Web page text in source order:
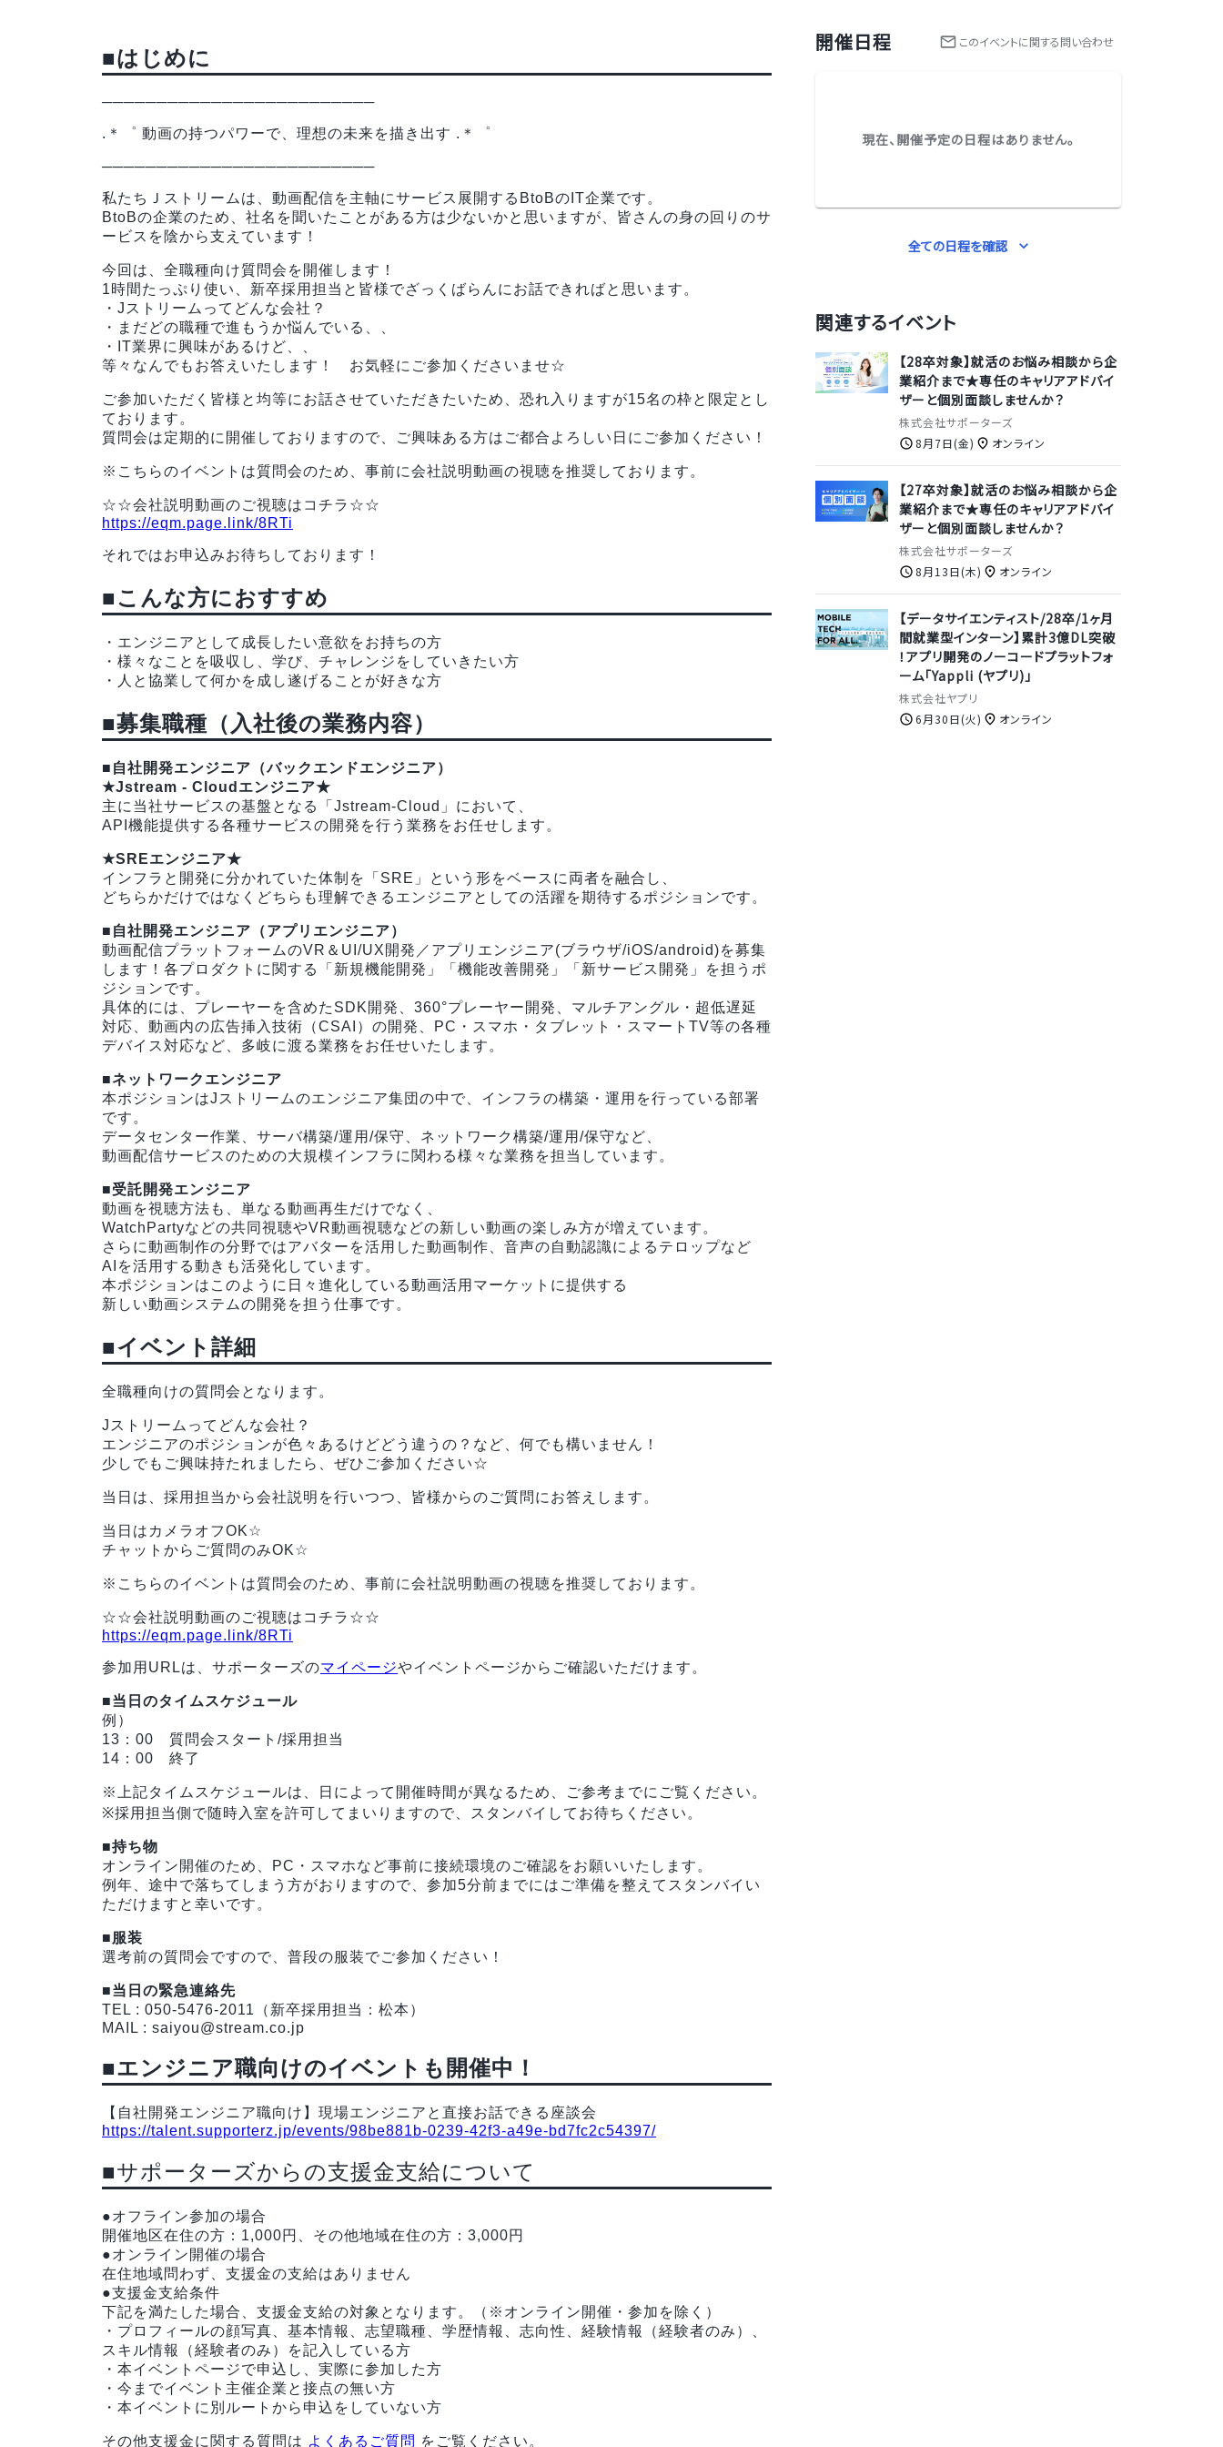
■はじめに
─────────────────────────
.＊゜ 動画の持つパワーで、理想の未来を描き出す .＊゜
─────────────────────────
私たちＪストリームは、動画配信を主軸にサービス展開するBtoBのIT企業です。
BtoBの企業のため、社名を聞いたことがある方は少ないかと思いますが、皆さんの身の回りのサ
ービスを陰から支えています！
今回は、全職種向け質問会を開催します！
1時間たっぷり使い、新卒採用担当と皆様でざっくばらんにお話できればと思います。
・Jストリームってどんな会社？
・まだどの職種で進もうか悩んでいる、、
・IT業界に興味があるけど、、
等々なんでもお答えいたします！ お気軽にご参加くださいませ☆
ご参加いただく皆様と均等にお話させていただきたいため、恐れ入りますが15名の枠と限定とし
ております。
質問会は定期的に開催しておりますので、ご興味ある方はご都合よろしい日にご参加ください！
※こちらのイベントは質問会のため、事前に会社説明動画の視聴を推奨しております。
☆☆会社説明動画のご視聴はコチラ☆☆
https://eqm.page.link/8RTi
それではお申込みお待ちしております！
■こんな方におすすめ
・エンジニアとして成長したい意欲をお持ちの方
・様々なことを吸収し、学び、チャレンジをしていきたい方
・人と協業して何かを成し遂げることが好きな方
■募集職種（入社後の業務内容）
■自社開発エンジニア（バックエンドエンジニア）
★Jstream - Cloudエンジニア★
主に当社サービスの基盤となる「Jstream-Cloud」において、
API機能提供する各種サービスの開発を行う業務をお任せします。
★SREエンジニア★
インフラと開発に分かれていた体制を「SRE」という形をベースに両者を融合し、
どちらかだけではなくどちらも理解できるエンジニアとしての活躍を期待するポジションです。
■自社開発エンジニア（アプリエンジニア）
動画配信プラットフォームのVR＆UI/UX開発／アプリエンジニア(ブラウザ/iOS/android)を募集
します！各プロダクトに関する「新規機能開発」「機能改善開発」「新サービス開発」を担うポ
ジションです。
具体的には、プレーヤーを含めたSDK開発、360°プレーヤー開発、マルチアングル・超低遅延
対応、動画内の広告挿入技術（CSAI）の開発、PC・スマホ・タブレット・スマートTV等の各種
デバイス対応など、多岐に渡る業務をお任せいたします。
■ネットワークエンジニア
本ポジションはJストリームのエンジニア集団の中で、インフラの構築・運用を行っている部署
です。
データセンター作業、サーバ構築/運用/保守、ネットワーク構築/運用/保守など、
動画配信サービスのための大規模インフラに関わる様々な業務を担当しています。
■受託開発エンジニア
動画を視聴方法も、単なる動画再生だけでなく、
WatchPartyなどの共同視聴やVR動画視聴などの新しい動画の楽しみ方が増えています。
さらに動画制作の分野ではアバターを活用した動画制作、音声の自動認識によるテロップなど
AIを活用する動きも活発化しています。
本ポジションはこのように日々進化している動画活用マーケットに提供する
新しい動画システムの開発を担う仕事です。
■イベント詳細
全職種向けの質問会となります。
Jストリームってどんな会社？
エンジニアのポジションが色々あるけどどう違うの？など、何でも構いません！
少しでもご興味持たれましたら、ぜひご参加ください☆
当日は、採用担当から会社説明を行いつつ、皆様からのご質問にお答えします。
当日はカメラオフOK☆
チャットからご質問のみOK☆
※こちらのイベントは質問会のため、事前に会社説明動画の視聴を推奨しております。
☆☆会社説明動画のご視聴はコチラ☆☆
https://eqm.page.link/8RTi
参加用URLは、サポーターズのマイページやイベントページからご確認いただけます。
■当日のタイムスケジュール
例）
13：00 質問会スタート/採用担当
14：00 終了
※上記タイムスケジュールは、日によって開催時間が異なるため、ご参考までにご覧ください。
※採用担当側で随時入室を許可してまいりますので、スタンバイしてお待ちください。
■持ち物
オンライン開催のため、PC・スマホなど事前に接続環境のご確認をお願いいたします。
例年、途中で落ちてしまう方がおりますので、参加5分前までにはご準備を整えてスタンバイい
ただけますと幸いです。
■服装
選考前の質問会ですので、普段の服装でご参加ください！
■当日の緊急連絡先
TEL : 050-5476-2011（新卒採用担当：松本）
MAIL : saiyou@stream.co.jp
■エンジニア職向けのイベントも開催中！
【自社開発エンジニア職向け】現場エンジニアと直接お話できる座談会
https://talent.supporterz.jp/events/98be881b-0239-42f3-a49e-bd7fc2c54397/
■サポーターズからの支援金支給について
●オフライン参加の場合
開催地区在住の方：1,000円、その他地域在住の方：3,000円
●オンライン開催の場合
在住地域問わず、支援金の支給はありません
●支援金支給条件
下記を満たした場合、支援金支給の対象となります。（※オンライン開催・参加を除く）
・プロフィールの顔写真、基本情報、志望職種、学歴情報、志向性、経験情報（経験者のみ）、
スキル情報（経験者のみ）を記入している方
・本イベントページで申込し、実際に参加した方
・今までイベント主催企業と接点の無い方
・本イベントに別ルートから申込をしていない方
その他支援金に関する質問は よくあるご質問 をご覧ください。
開催日程 このイベントに関する問い合わせ
現在、開催予定の日程はありません。
全ての日程を確認
関連するイベント
【28卒対象】就活のお悩み相談から企
業紹介まで★専任のキャリアアドバイ
ザーと個別面談しませんか？
株式会社サポーターズ
8月7日(金)
オンライン
【27卒対象】就活のお悩み相談から企
業紹介まで★専任のキャリアアドバイ
ザーと個別面談しませんか？
株式会社サポーターズ
8月13日(木)
オンライン
【データサイエンティスト/28卒/1ヶ月
間就業型インターン】累計3億DL突破
！アプリ開発のノーコードプラットフォ
ーム「Yappli (ヤプリ)」
株式会社ヤプリ
6月30日(火)
オンライン